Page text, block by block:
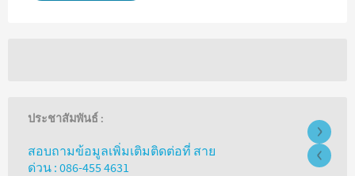
ประชาสัมพันธ์ :
สอบถามข้อมูลเพิ่มเติมติดต่อที่ สาย
ด่วน : 086-455 4631
›
‹